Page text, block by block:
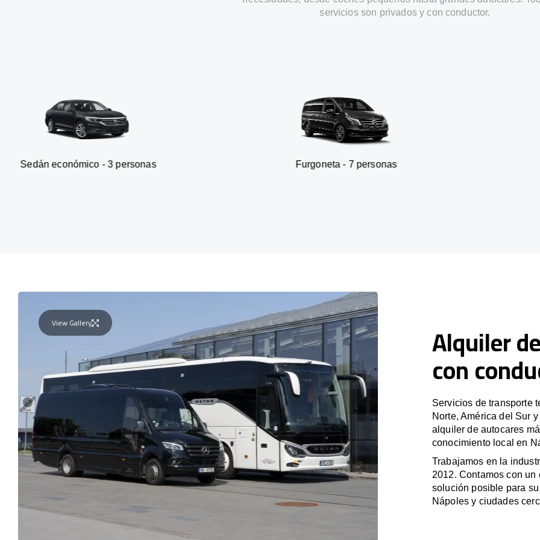
servicios son privados y con conductor.
- 3 personas Furgoneta - 7 personas SUV -
View Gallery Alquiler
con
Servicios de transporte
Norte, América del Sur
alquiler de autocares
conocimiento local en
Trabajamos en la
2012. Contamos con
solución posible para
Nápoles y ciudades